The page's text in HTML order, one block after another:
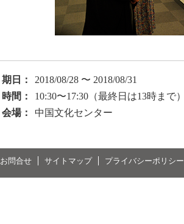
期日：
2018/08/28 〜 2018/08/31
時間：
10:30〜17:30（最終日は13時まで）
会場：
中国文化センター
お問合せ サイトマップ プライバシーポリシー